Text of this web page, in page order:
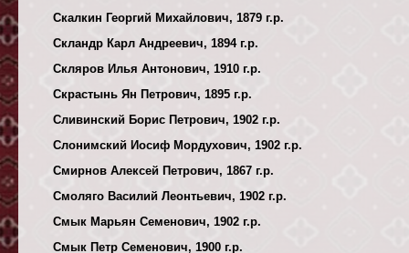
Скалкин Георгий Михайлович, 1879 г.р.
Скландр Карл Андреевич, 1894 г.р.
Скляров Илья Антонович, 1910 г.р.
Скрастынь Ян Петрович, 1895 г.р.
Сливинский Борис Петрович, 1902 г.р.
Слонимский Иосиф Мордухович, 1902 г.р.
Смирнов Алексей Петрович, 1867 г.р.
Смоляго Василий Леонтьевич, 1902 г.р.
Смык Марьян Семенович, 1902 г.р.
Смык Петр Семенович, 1900 г.р.